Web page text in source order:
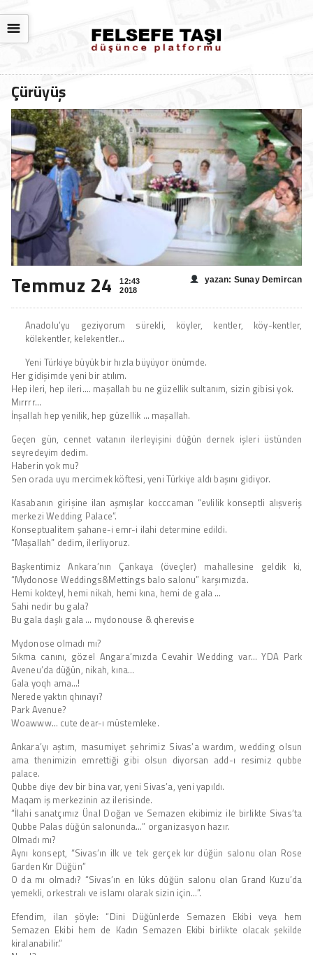
☰
Çürüyüş
Temmuz 24
12:43
2018
yazan: Sunay Demircan
Anadolu’yu geziyorum sürekli, köyler, kentler, köy-kentler,
kölekentler, kelekentler…
Yeni Türkiye büyük bir hızla büyüyor önümde.
Her gidişimde yeni bir atılım.
Hep ileri, hep ileri…. maşallah bu ne güzellik sultanım, sizin gibisi yok.
Mırrrr…
İnşallah hep yenilik, hep güzellik … maşallah.
Geçen gün, cennet vatanın ilerleyişini düğün dernek işleri üstünden
seyredeyim dedim.
Haberin yok mu?
Sen orada uyu mercimek köftesi, yeni Türkiye aldı başını gidiyor.
Kasabanın girişine ilan aşmışlar kocccaman “evlilik konseptli alışveriş
merkezi Wedding Palace”.
Konseptualitem şahane-i emr-i ilahi determine edildi.
“Maşallah” dedim, ilerliyoruz.
Başkentimiz Ankara’nın Çankaya (öveçler) mahallesine geldik ki,
“Mydonose Weddings&Mettings balo salonu” karşımızda.
Hemi kokteyl, hemi nikah, hemi kına, hemi de gala …
Sahi nedir bu gala?
Bu gala daşlı gala … mydonouse & qherevise
Mydonose olmadı mı?
Sıkma canını, gözel Angara’mızda Cevahir Wedding var… YDA Park
Aveneu’da düğün, nikah, kına…
Gala yoqh ama…!
Nerede yaktın qhınayı?
Park Avenue?
Woawww… cute dear-ı müstemleke.
Ankara’yı aştım, masumiyet şehrimiz Sivas’a wardım, wedding olsun
ama thenimizin emrettiği gibi olsun diyorsan add-ı resimiz qubbe
palace.
Qubbe diye dev bir bina var, yeni Sivas’a, yeni yapıldı.
Maqam iş merkezinin az ilerisinde.
“İlahi sanatçımız Ünal Doğan ve Semazen ekibimiz ile birlikte Sivas’ta
Qubbe Palas düğün salonunda…” organizasyon hazır.
Olmadı mı?
Aynı konsept, “Sivas’ın ilk ve tek gerçek kır düğün salonu olan Rose
Garden Kır Düğün”
O da mı olmadı? “Sivas’ın en lüks düğün salonu olan Grand Kuzu’da
yemekli, orkestralı ve islamı olarak sizin için…”.
Efendim, ilan şöyle: “Dini Düğünlerde Semazen Ekibi veya hem
Semazen Ekibi hem de Kadın Semazen Ekibi birlikte olacak şekilde
kiralanabilir.”